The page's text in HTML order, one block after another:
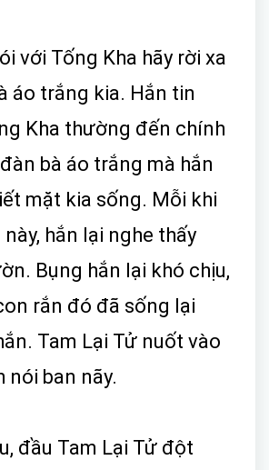
với Tống Kha hãy rời xa
áo trắng kia. Hắn tin
Kha thường đến chính
bà áo trắng mà hắn
mặt kia sống. Mỗi khi
hắn lại nghe thấy
Bụng hắn lại khó chịu,
rắn đó đã sống lại
Tam Lại Tử nuốt vào
nói ban nãy.
đầu Tam Lại Tử đột